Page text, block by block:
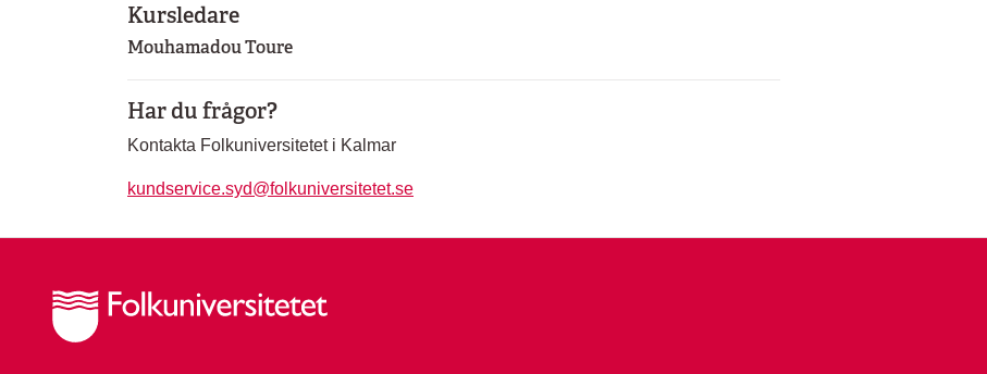
Kursledare
Mouhamadou Toure
Har du frågor?
Kontakta Folkuniversitetet i Kalmar
kundservice.syd@folkuniversitetet.se